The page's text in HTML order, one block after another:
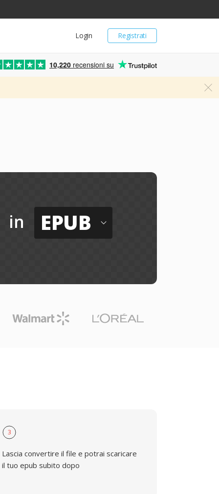
Registrati
Login
10,220 recensioni su
in EPUB
3
Lascia convertire il file e potrai scaricare
il tuo epub subito dopo